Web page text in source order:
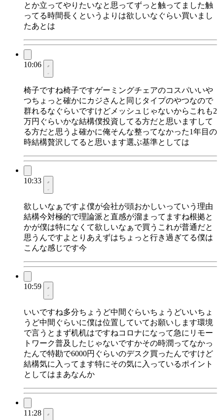
とか立ってやりたいなと思ってずっと触ってました触
ってる時間長くというよりは欲しいなぐらい買いまし
たあとは
10:06
椅子ですね椅子ですゲーミングチェアのコスパいいや
つちょっと確かにカジさんと同じタイプのやつなので
群れるなぐらいですけどメッシュじゃないからこれも2
万円ぐらいかな結構僕投資してる方だと思いますして
る方だと思うよ確かに俺そんな整ってなかった1年目の
時結構贅沢してると思います選ぶ基準としては
10:33
欲しいなぁですよ僕が会社が頭おかしいっていう理由
結構今対極的で理論派と直感が溜まってますね根拠と
かが僕は特になくて欲しいなぁで買うこれが普通だと
思うんですよとりあえずはちょっと行き過ぎてる僕は
こんな感じです今
10:59
いいですね多分ちょうど中間ぐらいちょうどいいちょ
うど中間ぐらいに僕は位置していてお願いします環境
で言うとまず机机はですねコロナになって急にリモー
トワーク普及したじゃないですかその時潤ってなかっ
たんで特勘で6000円ぐらいのデスク買ったんですけど
結構気に入ってます特にその気に入っているポイント
としてはまあなんか
11:28